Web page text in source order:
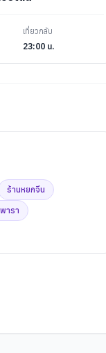
เที่ยวกลับ
23:00 น.
ร้านหยกจีน
ารา